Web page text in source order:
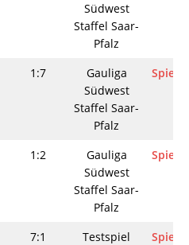
Südwest
Staffel Saar-
Pfalz
1:7
Gauliga
Südwest
Staffel Saar-
Pfalz
1:2
Gauliga
Südwest
Staffel Saar-
Pfalz
7:1 Testspiel